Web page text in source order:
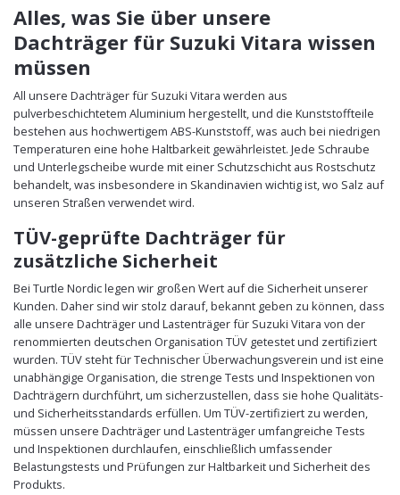
Alles, was Sie über unsere
Dachträger für Suzuki Vitara wissen
müssen
All unsere Dachträger für Suzuki Vitara werden aus
pulverbeschichtetem Aluminium hergestellt, und die Kunststoffteile
bestehen aus hochwertigem ABS-Kunststoff, was auch bei niedrigen
Temperaturen eine hohe Haltbarkeit gewährleistet. Jede Schraube
und Unterlegscheibe wurde mit einer Schutzschicht aus Rostschutz
behandelt, was insbesondere in Skandinavien wichtig ist, wo Salz auf
unseren Straßen verwendet wird.
TÜV-geprüfte Dachträger für
zusätzliche Sicherheit
Bei Turtle Nordic legen wir großen Wert auf die Sicherheit unserer
Kunden. Daher sind wir stolz darauf, bekannt geben zu können, dass
alle unsere Dachträger und Lastenträger für Suzuki Vitara von der
renommierten deutschen Organisation TÜV getestet und zertifiziert
wurden. TÜV steht für Technischer Überwachungsverein und ist eine
unabhängige Organisation, die strenge Tests und Inspektionen von
Dachträgern durchführt, um sicherzustellen, dass sie hohe Qualitäts-
und Sicherheitsstandards erfüllen. Um TÜV-zertifiziert zu werden,
müssen unsere Dachträger und Lastenträger umfangreiche Tests
und Inspektionen durchlaufen, einschließlich umfassender
Belastungstests und Prüfungen zur Haltbarkeit und Sicherheit des
Produkts.